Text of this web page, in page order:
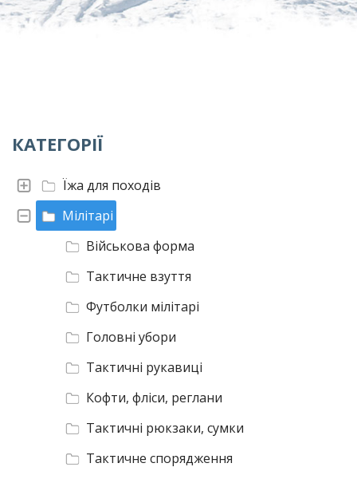
КАТЕГОРІЇ
Мілітарі
Військова форма
Тактичне взуття
Футболки мілітарі
Головні убори
Тактичні рукавиці
Кофти, фліси, реглани
Тактичні рюкзаки, сумки
Тактичне спорядження
Їжа для походів